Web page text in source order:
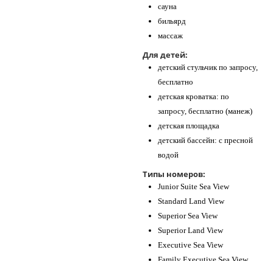
сауна
бильярд
массаж
Для детей:
детский стульчик по запросу,
бесплатно
детская кроватка: по
запросу, бесплатно (манеж)
детская площадка
детский бассейн: с пресной
водой
Типы номеров:
Junior Suite Sea View
Standard Land View
Superior Sea View
Superior Land View
Executive Sea View